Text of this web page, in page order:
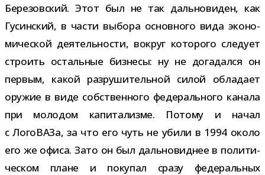
Березовский. Этот был не так даль­но­ви­ден, как
Гусинский, в части выбора основ­ного вида эко­но­
ми­че­ской дея­тель­но­сти, вокруг кото­рого сле­дует
стро­ить осталь­ные биз­несы: ну не дога­дался он
пер­вым, какой раз­ру­ши­тель­ной силой обла­дает
ору­жие в виде соб­ствен­ного феде­раль­ного канала
при моло­дом капи­та­лизме. Потому и начал
с ЛогоВАЗа, за что его чуть не убили в 1994 около
его же офиса. Зато он был даль­но­вид­нее в поли­ти­
че­ском плане и поку­пал сразу феде­раль­ных